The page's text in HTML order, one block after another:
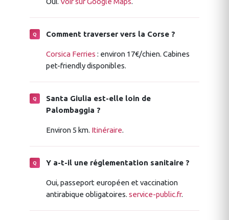
Comment traverser vers la Corse ?
Corsica Ferries : environ 17€/chien. Cabines
pet-friendly disponibles.
Santa Giulia est-elle loin de
Palombaggia ?
Environ 5 km. Itinéraire.
Y a-t-il une réglementation sanitaire ?
Oui, passeport européen et vaccination
antirabique obligatoires. service-public.fr.